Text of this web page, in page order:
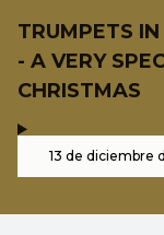
TRUMPETS
- A VERY
CHRISTMAS
13 de diciembre